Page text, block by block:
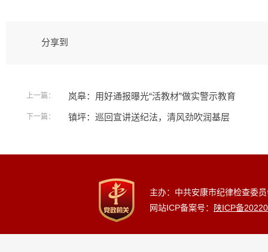
分享到
上一篇： 岚皋：用好通报曝光“活教材”做实警示教育
下一篇： 镇坪：巡回宣讲送纪法，清风劲吹润基层
主办：中共安康市纪律检查委
网站ICP备案号：
陕ICP备